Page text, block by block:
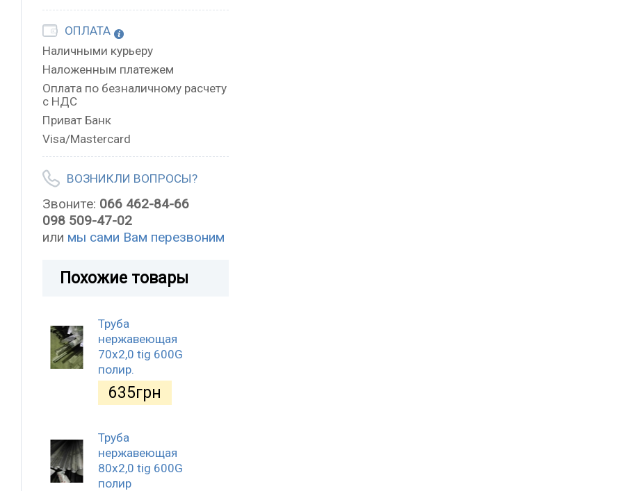
ОПЛАТА
Наличными курьеру
Наложенным платежем
Оплата по безналичному расчету
с НДС
Приват Банк
Visa/Mastercard
ВОЗНИКЛИ ВОПРОСЫ?
Звоните: 066 462-84-66
098 509-47-02
или мы сами Вам перезвоним
Похожие товары
Труба
нержавеющая
70х2,0 tig 600G
полир.
635грн
Труба
нержавеющая
80х2,0 tig 600G
полир